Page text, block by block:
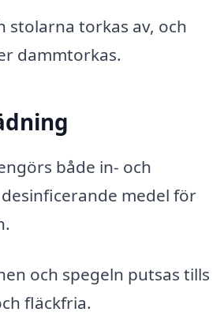
stolarna torkas av, och
dammtorkas.
både in- och
medel för
och spegeln putsas tills
fläckfria.